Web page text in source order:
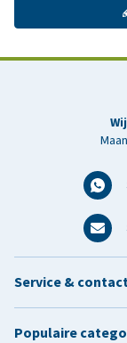
Service &
Populaire